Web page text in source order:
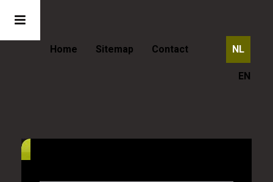
Home Sitemap Contact NL
EN